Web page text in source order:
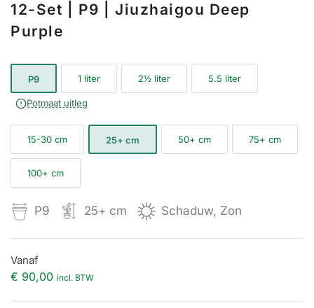
12-Set | P9 | Jiuzhaigou Deep
Purple
P9 1 liter 2½ liter 5.5 liter
Potmaat uitleg
15-30 cm 25+ cm 50+ cm 75+ cm
100+ cm
P9 25+ cm Schaduw, Zon
Vanaf
€ 90,00 incl. BTW